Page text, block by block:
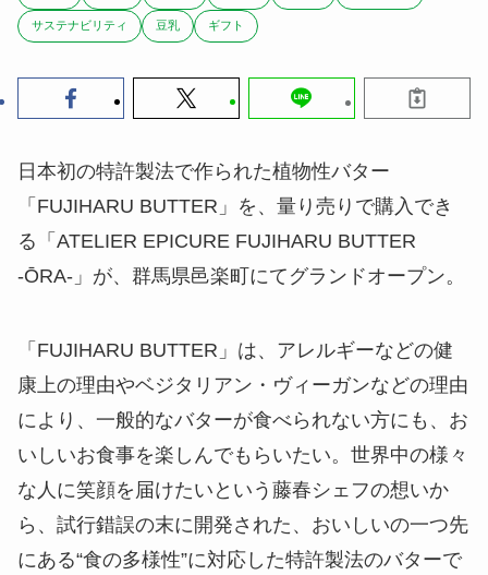
サステナビリティ 豆乳 ギフト
日本初の特許製法で作られた植物性バター
「FUJIHARU BUTTER」を、量り売りで購入でき
る「ATELIER EPICURE FUJIHARU BUTTER
-ŌRA-」が、群馬県邑楽町にてグランドオープン。
「FUJIHARU BUTTER」は、アレルギーなどの健
康上の理由やベジタリアン・ヴィーガンなどの理由
により、一般的なバターが食べられない方にも、お
いしいお食事を楽しんでもらいたい。世界中の様々
な人に笑顔を届けたいという藤春シェフの想いか
ら、試行錯誤の末に開発された、おいしいの一つ先
にある“食の多様性”に対応した特許製法のバターで